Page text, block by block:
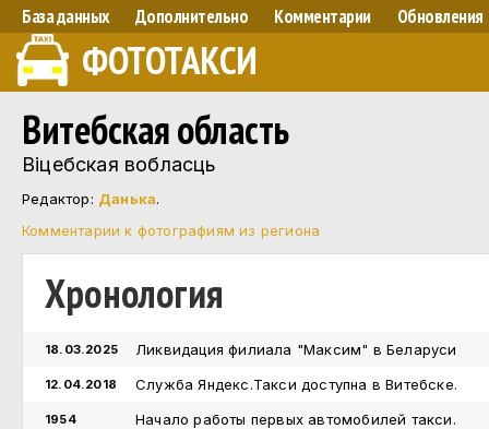
База данных Дополнительно Комментарии Обновления
ФОТОТАКСИ
Витебская область
Вiцебская вобласць
Редактор: Данька.
Комментарии к фотографиям из региона
Хронология
18.03.2025 Ликвидация филиала "Максим" в Беларуси
12.04.2018 Служба Яндекс.Такси доступна в Витебске.
1954
Начало работы первых автомобилей такси.